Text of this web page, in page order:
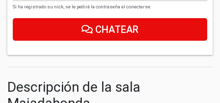
Si ha registrado su nick, se le pedirá la contraseña al conectarse.
CHATEAR
Descripción de la sala